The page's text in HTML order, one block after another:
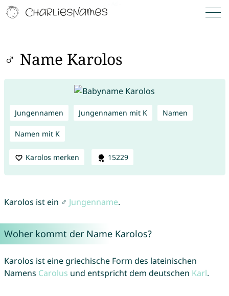
♂ Name Karolos
Jungennamen Jungennamen mit K Namen
Namen mit K
Karolos merken 15229
Karolos ist ein ♂ Jungenname.
Woher kommt der Name Karolos?
Karolos ist eine griechische Form des lateinischen
Namens Carolus und entspricht dem deutschen Karl.